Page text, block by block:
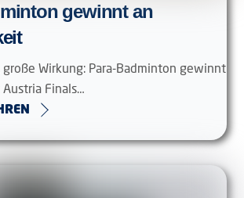
gewinnt an
große Wirkung: Para-Badminton gewinnt
Finals…